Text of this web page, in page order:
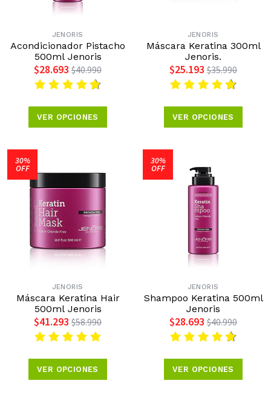
JENORIS
Acondicionador Pistacho
500ml Jenoris
$28.693 $40.990
VER OPCIONES
JENORIS
Máscara Keratina 300ml
Jenoris.
$25.193 $35.990
VER OPCIONES
30%
OFF
JENORIS
Máscara Keratina Hair
500ml Jenoris
$41.293 $58.990
VER OPCIONES
30%
OFF
JENORIS
Shampoo Keratina 500ml
Jenoris
$28.693 $40.990
VER OPCIONES